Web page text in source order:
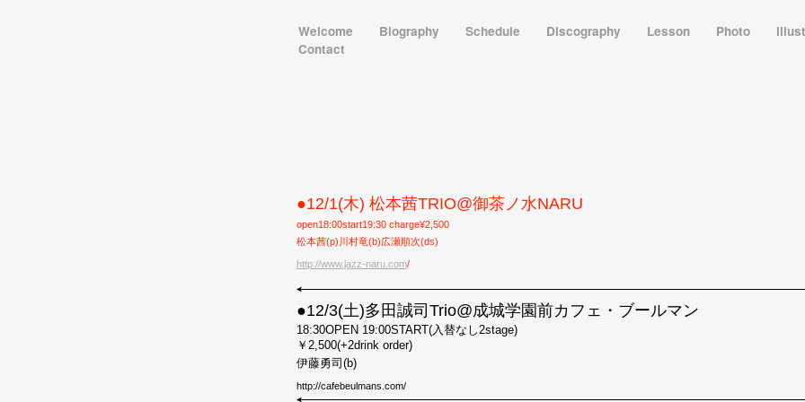
Welcome Biography Schedule Discography Lesson Photo
Contact
●12/1(木) 松本茜TRIO@御茶ノ水NARU
open18:00start19:30 charge¥2,500
松本茜(p)川村竜(b)広瀬順次(ds)
http://www.jazz-naru.com/
●12/3(土)多田誠司Trio@成城学園前カフェ・ブールマン
18:30OPEN 19:00START(入替なし2stage)
￥ 2,500(+2drink order)
伊藤勇司 (b)
http://cafebeulmans.com/